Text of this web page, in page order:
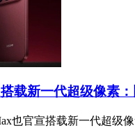
载新一代超级像素
也官宣搭载新一代超级